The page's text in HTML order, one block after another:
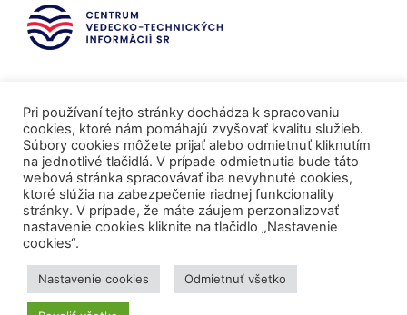
Mediálni partneri
Pri používaní tejto stránky dochádza k spracovaniu
cookies, ktoré nám pomáhajú zvyšovať kvalitu služieb.
Súbory cookies môžete prijať alebo odmietnuť kliknutím
na jednotlivé tlačidlá. V prípade odmietnutia bude táto
webová stránka spracovávať iba nevyhnuté cookies,
ktoré slúžia na zabezpečenie riadnej funkcionality
stránky. V prípade, že máte záujem perzonalizovať
nastavenie cookies kliknite na tlačidlo „Nastavenie
cookies“.
Nastavenie cookies Odmietnuť všetko